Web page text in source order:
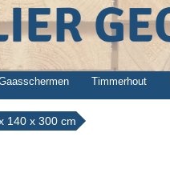
Timmerhout
140 x 300 cm